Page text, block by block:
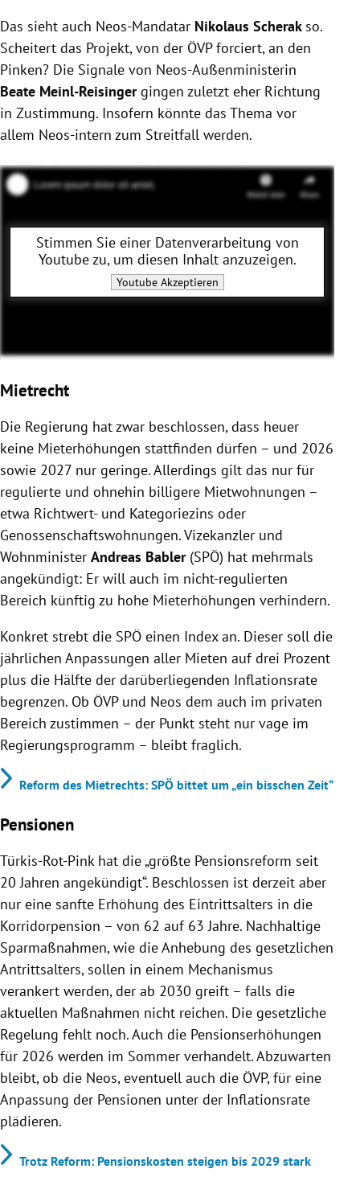
Das sieht auch Neos-Mandatar Nikolaus Scherakso.
Scheitert das Projekt, von der ÖVP forciert, an den
Pinken? Die Signale von Neos-Außenministerin
Beate Meinl-Reisingergingen zuletzt eher Richtung
in Zustimmung. Insofern könnte das Thema vor
allem Neos-intern zum Streitfall werden.
Stimmen Sie einer Datenverarbeitung von
Youtubezu, um diesen Inhalt anzuzeigen.
YoutubeAkzeptieren
Mietrecht
Die Regierung hat zwar beschlossen, dass heuer
keine Mieterhöhungen stattfinden dürfen – und 2026
sowie 2027 nur geringe. Allerdings gilt das nur für
regulierte und ohnehin billigere Mietwohnungen –
etwa Richtwert- und Kategoriezins oder
Genossenschaftswohnungen. Vizekanzler und
Wohnminister Andreas Babler (SPÖ) hat mehrmals
angekündigt: Er will auch im nicht-regulierten
Bereich künftig zu hohe Mieterhöhungen verhindern.
Konkret strebt die SPÖ einen Index an. Dieser soll die
jährlichen Anpassungen aller Mieten auf drei Prozent
plus die Hälfte der darüberliegenden Inflationsrate
begrenzen. Ob ÖVP und Neos dem auch im privaten
Bereich zustimmen – der Punkt steht nur vage im
Regierungsprogramm – bleibt fraglich.
Reform des Mietrechts: SPÖ bittet um „ein bisschen Zeit“
Pensionen
Türkis-Rot-Pink hat die „größte Pensionsreform seit
20 Jahren angekündigt“. Beschlossen ist derzeit aber
nur eine sanfte Erhöhung des Eintrittsalters in die
Korridorpension – von 62 auf 63 Jahre. Nachhaltige
Sparmaßnahmen, wie die Anhebung des gesetzlichen
Antrittsalters, sollen in einem Mechanismus
verankert werden, der ab 2030 greift – falls die
aktuellen Maßnahmen nicht reichen. Die gesetzliche
Regelung fehlt noch. Auch die Pensionserhöhungen
für 2026 werden im Sommer verhandelt. Abzuwarten
bleibt, ob die Neos, eventuell auch die ÖVP, für eine
Anpassung der Pensionen unter der Inflationsrate
plädieren.
Trotz Reform: Pensionskosten steigen bis 2029 stark